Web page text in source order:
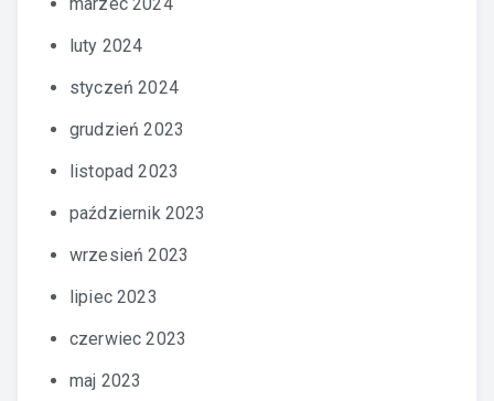
luty 2024
styczeń 2024
grudzień 2023
listopad 2023
październik 2023
wrzesień 2023
lipiec 2023
czerwiec 2023
maj 2023